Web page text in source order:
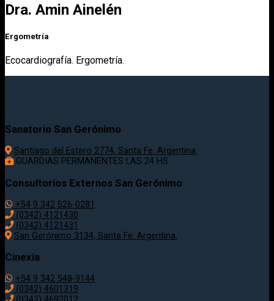
Dra. Amin Ainelén
Ergometría
Ecocardiografía. Ergometría.
Sanatorio San Gerónimo
Santiago del Estero 2774, Santa Fe. Argentina.
GUARDIAS PERMANENTES LAS 24 HS.
Consultorios Externos San Gerónimo
+54 9 342 526-0281
(0342) 4121430
(0342) 4121431
San Gerónimo 3134, Santa Fe. Argentina.
Cinexia
+54 9 342 548-9144
(0342) 4601319